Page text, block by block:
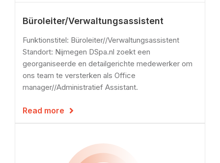
Büroleiter/Verwaltungsassistent
Funktionstitel: Büroleiter//Verwaltungsassistent
Standort: Nijmegen DSpa.nl zoekt een
georganiseerde en detailgerichte medewerker om
ons team te versterken als Office
manager//Administratief Assistant.
Read more 